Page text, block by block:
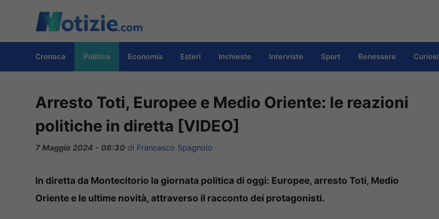
contenuto
Cronaca Politica Economia Esteri Inchieste Interviste Sport Benessere
Arresto Toti, Europee e Medio Oriente: le reazioni
politiche in diretta [VIDEO]
7 Maggio 2024 - 08:30 di Francesco Spagnolo
In diretta da Montecitorio la giornata politica di oggi: Europee, arresto Toti, Medio
Oriente e le ultime novità, attraverso il racconto dei protagonisti.